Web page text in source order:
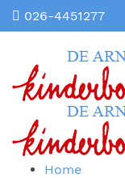
026-4451277
Home